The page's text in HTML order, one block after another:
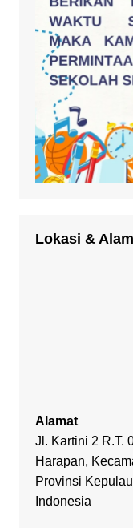
Lokasi &
Alamat
Jl. Kartini 2 R.T.
Harapan,
Provinsi
Indonesia